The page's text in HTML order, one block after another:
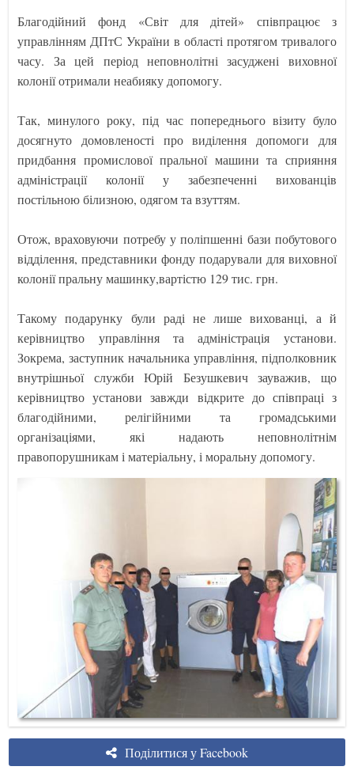
Благодійний фонд «Світ для дітей» співпрацює з
управлінням ДПтС України в області протягом тривалого
часу. За цей період неповнолітні засуджені виховної
колонії отримали неабияку допомогу.
Так, минулого року, під час попереднього візиту було
досягнуто домовленості про виділення допомоги для
придбання промислової пральної машини та сприяння
адміністрації колонії у забезпеченні вихованців
постільною білизною, одягом та взуттям.
Отож, враховуючи потребу у поліпшенні бази побутового
відділення, представники фонду подарували для виховної
колонії пральну машинку,вартістю 129 тис. грн.
Такому подарунку були раді не лише вихованці, а й
керівництво управління та адміністрація установи.
Зокрема, заступник начальника управління, підполковник
внутрішньої служби Юрій Безушкевич зауважив, що
керівництво установи завжди відкрите до співпраці з
благодійними, релігійними та громадськими
організаціями, які надають неповнолітнім
правопорушникам і матеріальну, і моральну допомогу.
Поділитися у Facebook